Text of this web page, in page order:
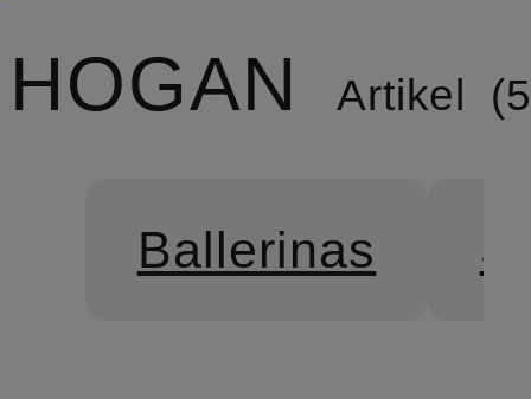
HOGAN Artikel
Ballerinas